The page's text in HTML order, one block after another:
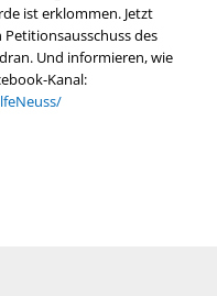
ist erklom­men. Jetzt
des
Und infor­mie­ren, wie
Kanal: